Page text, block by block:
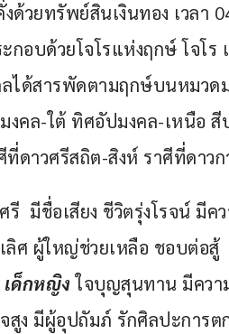
วยทรัพย์สินเงินทอง เวลา
อบด้วยโจโรแห่งฤกษ์ โจโร
ลได้สารพัดตามฤกษ์บนหมว
งคล-ใต้ ทิศอัปมงคล-เหนือ สี
ดาวศรีสถิต-สิงห์ ราศีที่ดาว
มีชื่อเสียง ชีวิตรุ่งโรจน์ มีค
ศ ผู้ใหญ่ช่วยเหลือ ชอบต่อสู้
เด็กหญิง ใจบุญสุนทาน มีควา
สูง มีผู้อุปถัมภ์ รักศิลปะการ